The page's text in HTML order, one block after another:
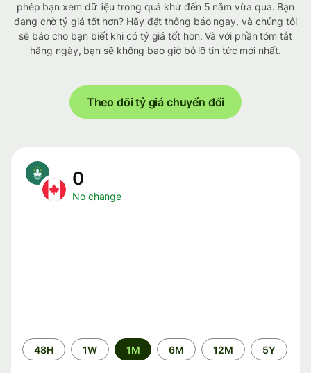
phép bạn xem dữ liệu trong quá khứ đến 5 năm vừa qua. Bạn
đang chờ tỷ giá tốt hơn? Hãy đặt thông báo ngay, và chúng tôi
sẽ báo cho bạn biết khi có tỷ giá tốt hơn. Và với phần tóm tắt
hằng ngày, bạn sẽ không bao giờ bỏ lỡ tin tức mới nhất.
Theo dõi tỷ giá chuyển đổi
0
No change
Time
period
48H 1W 1M 6M 12M 5Y